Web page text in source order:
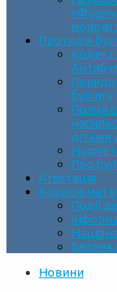
молоді
Протидія
Кодекс
булінгу
дітьми
Про
Атестація
Корисні
Події
Новини